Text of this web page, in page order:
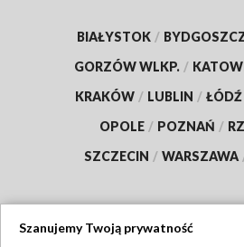
BIAŁYSTOK /
GORZÓW WLKP. /
KRAKÓW / LUBLIN / ŁÓDŹ
OPOLE / POZNAŃ /
SZCZECIN / WARSZAWA
Szanujemy Twoją prywatność